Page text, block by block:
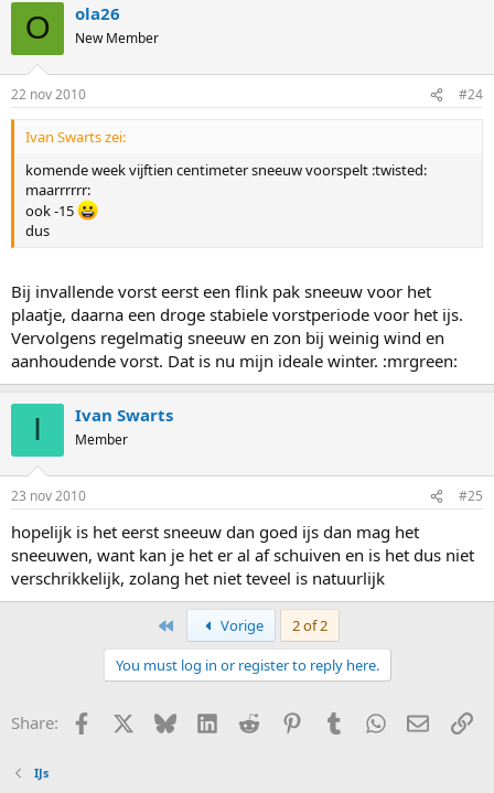
O ola26
New Member
22 nov 2010 #24
Ivan Swarts zei:
komende week vijftien centimeter sneeuw voorspelt :twisted:
maarrrrrr:
ook -15
dus
Bij invallende vorst eerst een flink pak sneeuw voor het
plaatje, daarna een droge stabiele vorstperiode voor het ijs.
Vervolgens regelmatig sneeuw en zon bij weinig wind en
aanhoudende vorst. Dat is nu mijn ideale winter. :mrgreen:
I Ivan Swarts
Member
23 nov 2010 #25
hopelijk is het eerst sneeuw dan goed ijs dan mag het
sneeuwen, want kan je het er al af schuiven en is het dus niet
verschrikkelijk, zolang het niet teveel is natuurlijk
Vorige
2 of 2
You must log in or register to reply here.
Share: Facebook Bluesky LinkedInReddit PinterestTumblrWhatsApp
E-mail
IJs